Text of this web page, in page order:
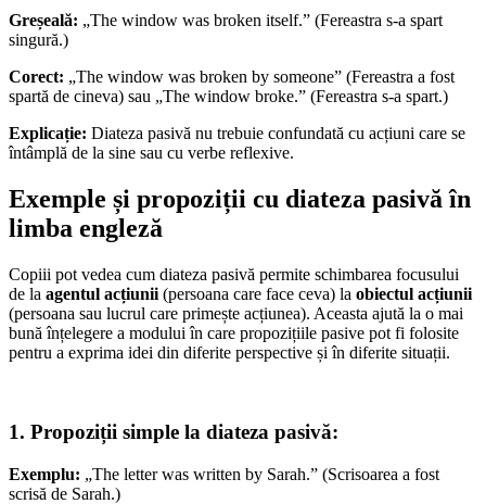
Greșeală: „The window was broken itself.” (Fereastra s-a spart
singură.)
Corect: „The window was broken by someone” (Fereastra a fost
spartă de cineva) sau „The window broke.” (Fereastra s-a spart.)
Explicație: Diateza pasivă nu trebuie confundată cu acțiuni care se
întâmplă de la sine sau cu verbe reflexive.
Exemple și propoziții cu diateza pasivă în
limba engleză
Copiii pot vedea cum diateza pasivă permite schimbarea focusului
de la agentul acțiunii (persoana care face ceva) la obiectul acțiunii
(persoana sau lucrul care primește acțiunea). Aceasta ajută la o mai
bună înțelegere a modului în care propozițiile pasive pot fi folosite
pentru a exprima idei din diferite perspective și în diferite situații.
1. Propoziții simple la diateza pasivă:
Exemplu: „The letter was written by Sarah.” (Scrisoarea a fost
scrisă de Sarah.)